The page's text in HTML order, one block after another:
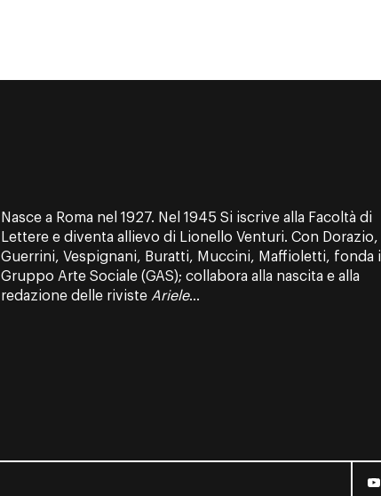
Nasce a Roma nel 1927. Nel 1945 Si iscrive alla Facoltà di
Lettere e diventa allievo di Lionello Venturi. Con Dorazio,
Guerrini, Vespignani, Buratti, Muccini, Maffioletti, fonda il
Gruppo Arte Socia­le (GAS); collabora alla nascita e alla
redazione delle riviste Ariele...